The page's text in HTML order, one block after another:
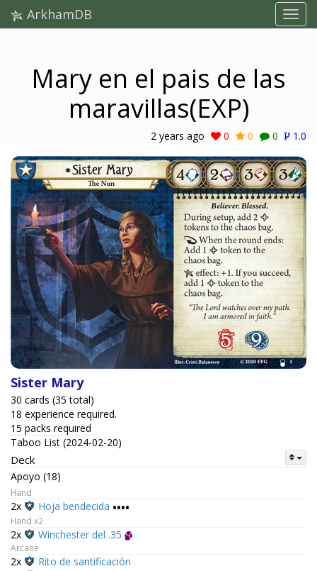
ArkhamDB
Mary en el pais de las
maravillas(EXP)
2 years ago 0 0 0 1.0
Sister Mary
30 cards (35 total)
18 experience required.
15 packs required
Taboo List (2024-02-20)
Deck
Apoyo (18)
Hand
2x Hoja bendecida ••••
Hand x2
2x Winchester del .35
Arcane
2x
Rito de santificación